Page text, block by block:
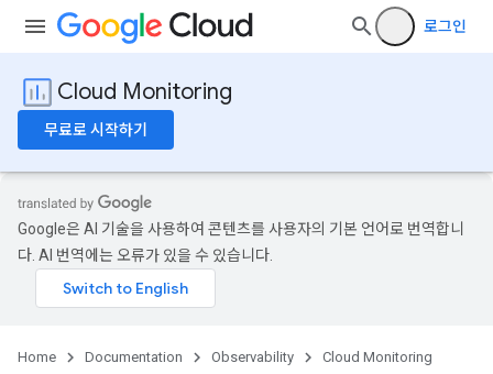
로그인
Cloud Monitoring
무료로 시작하기
Google은 AI 기술을 사용하여 콘텐츠를 사용자의 기본 언어로 번역합니
다. AI 번역에는 오류가 있을 수 있습니다.
Home Documentation Observability
Cloud Monitoring